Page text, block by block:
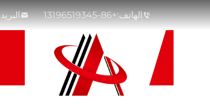
الهاتف:+86-13196519345